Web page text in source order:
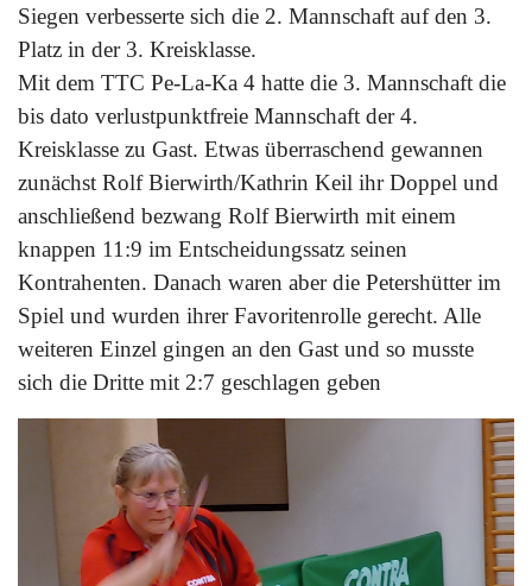
Siegen verbesserte sich die 2. Mannschaft auf den 3.
Platz in der 3. Kreisklasse.
Mit dem TTC Pe-La-Ka 4 hatte die 3. Mannschaft die
bis dato verlustpunktfreie Mannschaft der 4.
Kreisklasse zu Gast. Etwas überraschend gewannen
zunächst Rolf Bierwirth/Kathrin Keil ihr Doppel und
anschließend bezwang Rolf Bierwirth mit einem
knappen 11:9 im Entscheidungssatz seinen
Kontrahenten. Danach waren aber die Petershütter im
Spiel und wurden ihrer Favoritenrolle gerecht. Alle
weiteren Einzel gingen an den Gast und so musste
sich die Dritte mit 2:7 geschlagen geben